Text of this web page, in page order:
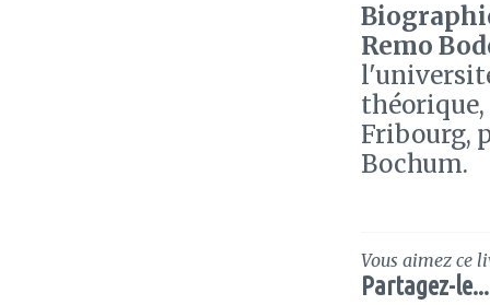
Remo
Fribourg,
Bochum.
Vous aimez ce
Partagez-le...